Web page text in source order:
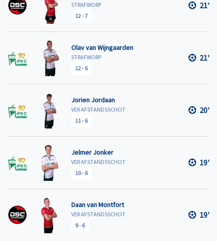
STRAFWORP
12-7
21'
Olav van Wijngaarden
STRAFWORP
12- 6
21'
Jorien Jordaan
VER AFSTANDSSCHOT
11- 6
20'
Jelmer Jonker
VER AFSTANDSSCHOT
10- 6
19'
Daan van Montfort
VER AFSTANDSSCHOT
9- 6
19'